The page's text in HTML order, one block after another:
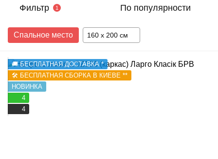
Фильтр 1 По популярности
Спальное место 160 x 200 см
🚚 БЕСПЛАТНАЯ ДОСТАВКА *
🛠️ БЕСПЛАТНАЯ СБОРКА В КИЕВЕ **
НОВИНКА
4
4